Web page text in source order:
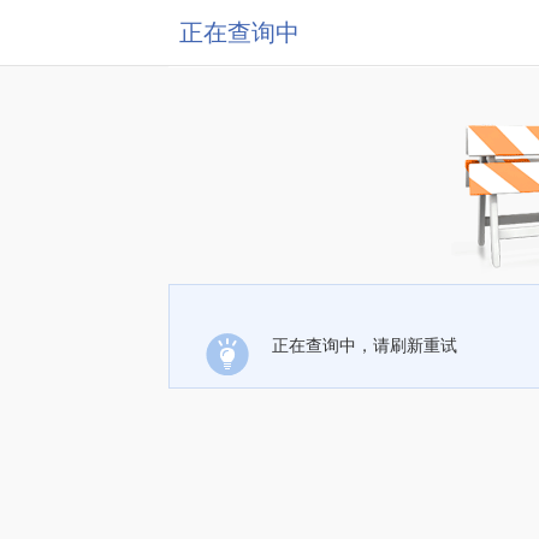
正在查询中
正在查询中，请刷新重试